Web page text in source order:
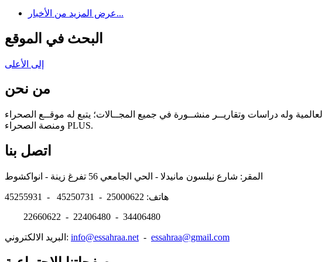
عرض المزيد من الأخبار...
البحث في الموقع
إلى الأعلى
من نحن
وله دراسات وتقاريــر منشــورة في جميع المجــالات؛ يتبع له موقــع الصحراء
ومنصة الصحراء PLUS.
اتصل بنا
هاتف: 25000622 - 45250731 - 45255931
22660622 - 22406480 - 34406480
البريد الالكتروني: info@essahraa.net - essahraa@gmail.com